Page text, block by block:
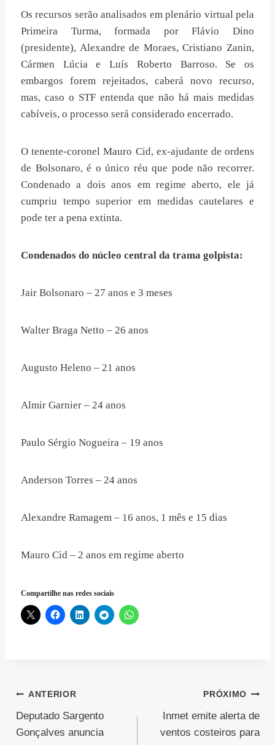
Os recursos serão analisados em plenário virtual pela
Primeira Turma, formada por Flávio Dino
(presidente), Alexandre de Moraes, Cristiano Zanin,
Cármen Lúcia e Luís Roberto Barroso. Se os
embargos forem rejeitados, caberá novo recurso,
mas, caso o STF entenda que não há mais medidas
cabíveis, o processo será considerado encerrado.
O tenente-coronel Mauro Cid, ex-ajudante de ordens
de Bolsonaro, é o único réu que pode não recorrer.
Condenado a dois anos em regime aberto, ele já
cumpriu tempo superior em medidas cautelares e
pode ter a pena extinta.
Condenados do núcleo central da trama golpista:
Jair Bolsonaro – 27 anos e 3 meses
Walter Braga Netto – 26 anos
Augusto Heleno – 21 anos
Almir Garnier – 24 anos
Paulo Sérgio Nogueira – 19 anos
Anderson Torres – 24 anos
Alexandre Ramagem – 16 anos, 1 mês e 15 dias
Mauro Cid – 2 anos em regime aberto
Compartilhe nas redes sociais
Navegação
de
ANTERIOR
Deputado Sargento
Gonçalves anuncia
PRÓXIMO
Inmet emite alerta de
ventos costeiros para